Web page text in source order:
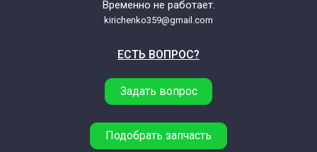
Временно не работает.
kirichenko359@gmail.com
ЕСТЬ ВОПРОС?
Задать вопрос
Подобрать запчасть